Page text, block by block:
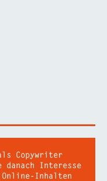
Copywriter
Interesse
Online-Inhalten